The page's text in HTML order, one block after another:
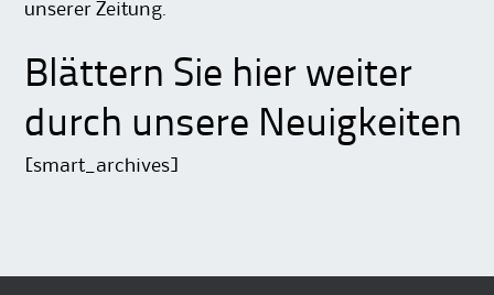
unserer Zeitung.
Blättern Sie hier weiter
durch unsere Neuigkeiten
[smart_archives]